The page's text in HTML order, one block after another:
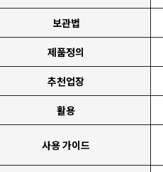
보관법
제품정의
추천업장
활용
사용 가이드